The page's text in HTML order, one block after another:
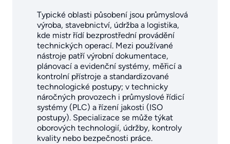
Typické oblasti působení jsou průmyslová
výroba, stavebnictví, údržba a logistika,
kde mistr řídí bezprostřední provádění
technických operací. Mezi používané
nástroje patří výrobní dokumentace,
plánovací a evidenční systémy, měřicí a
kontrolní přístroje a standardizované
technologické postupy; v technicky
náročných provozech i průmyslové řídicí
systémy (PLC) a řízení jakosti (ISO
postupy). Specializace se může týkat
oborových technologií, údržby, kontroly
kvality nebo bezpečnosti práce.